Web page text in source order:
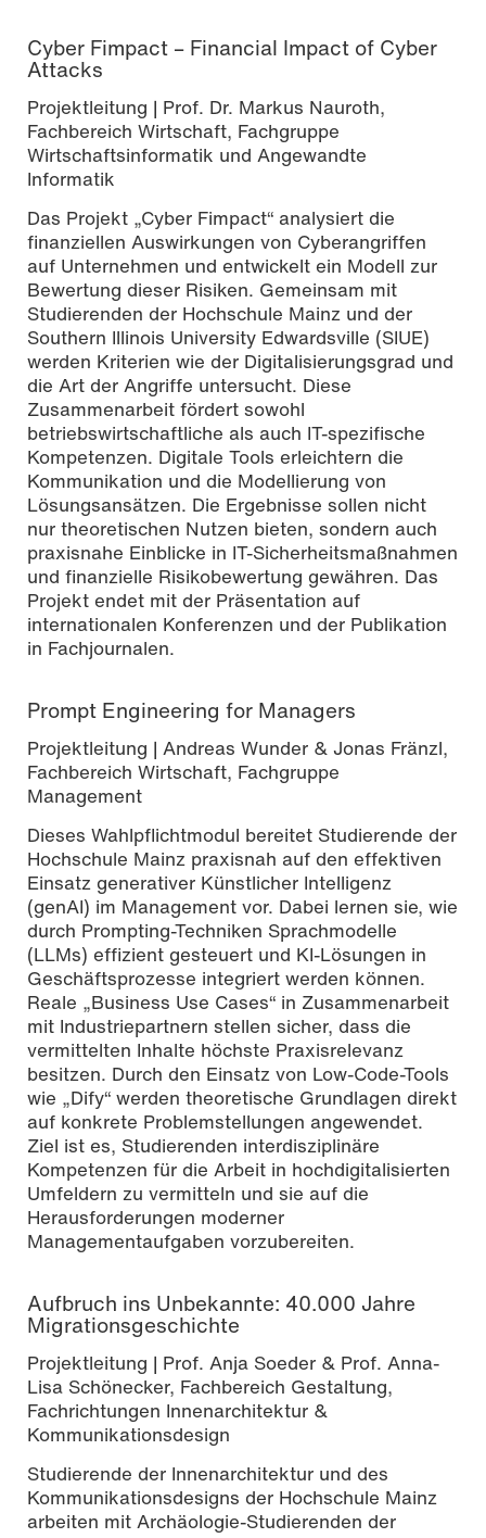
Cyber Fimpact – Financial Impact of Cyber
Attacks
Projektleitung | Prof. Dr. Markus Nauroth,
Fachbereich Wirtschaft, Fachgruppe
Wirtschaftsinformatik und Angewandte
Informatik
Das Projekt „Cyber Fimpact“ analysiert die
finanziellen Auswirkungen von Cyberangriffen
auf Unternehmen und entwickelt ein Modell zur
Bewertung dieser Risiken. Gemeinsam mit
Studierenden der Hochschule Mainz und der
Southern Illinois University Edwardsville (SIUE)
werden Kriterien wie der Digitalisierungsgrad und
die Art der Angriffe untersucht. Diese
Zusammenarbeit fördert sowohl
betriebswirtschaftliche als auch IT-spezifische
Kompetenzen. Digitale Tools erleichtern die
Kommunikation und die Modellierung von
Lösungsansätzen. Die Ergebnisse sollen nicht
nur theoretischen Nutzen bieten, sondern auch
praxisnahe Einblicke in IT-Sicherheitsmaßnahmen
und finanzielle Risikobewertung gewähren. Das
Projekt endet mit der Präsentation auf
internationalen Konferenzen und der Publikation
in Fachjournalen.
Prompt Engineering for Managers
Projektleitung | Andreas Wunder & Jonas Fränzl,
Fachbereich Wirtschaft, Fachgruppe
Management
Dieses Wahlpflichtmodul bereitet Studierende der
Hochschule Mainz praxisnah auf den effektiven
Einsatz generativer Künstlicher Intelligenz
(genAI) im Management vor. Dabei lernen sie, wie
durch Prompting-Techniken Sprachmodelle
(LLMs) effizient gesteuert und KI-Lösungen in
Geschäftsprozesse integriert werden können.
Reale „Business Use Cases“ in Zusammenarbeit
mit Industriepartnern stellen sicher, dass die
vermittelten Inhalte höchste Praxisrelevanz
besitzen. Durch den Einsatz von Low-Code-Tools
wie „Dify“ werden theoretische Grundlagen direkt
auf konkrete Problemstellungen angewendet.
Ziel ist es, Studierenden interdisziplinäre
Kompetenzen für die Arbeit in hochdigitalisierten
Umfeldern zu vermitteln und sie auf die
Herausforderungen moderner
Managementaufgaben vorzubereiten.
Aufbruch ins Unbekannte: 40.000 Jahre
Migrationsgeschichte
Projektleitung | Prof. Anja Soeder & Prof. Anna-
Lisa Schönecker, Fachbereich Gestaltung,
Fachrichtungen Innenarchitektur &
Kommunikationsdesign
Studierende der Innenarchitektur und des
Kommunikationsdesigns der Hochschule Mainz
arbeiten mit Archäologie-Studierenden der